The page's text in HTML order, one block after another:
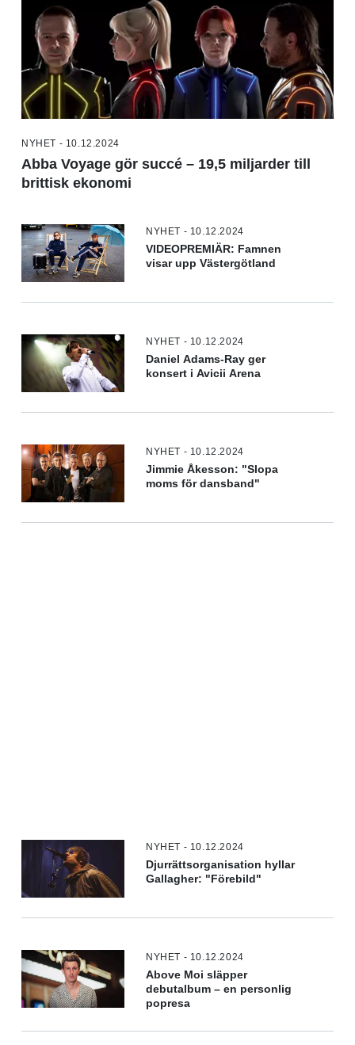
NYHET - 10.12.2024
Abba Voyage gör succé – 19,5 miljarder till
brittisk ekonomi
NYHET - 10.12.2024
VIDEOPREMIÄR: Famnen
visar upp Västergötland
NYHET - 10.12.2024
Daniel Adams-Ray ger
konsert i Avicii Arena
NYHET - 10.12.2024
Jimmie Åkesson: "Slopa
moms för dansband"
NYHET - 10.12.2024
Djurrättsorganisation hyllar
Gallagher: "Förebild"
NYHET - 10.12.2024
Above Moi släpper
debutalbum – en personlig
popresa